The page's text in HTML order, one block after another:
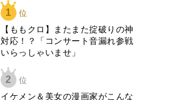
1 位
【ももクロ】またまた掟破りの神
対応！？「コンサート音漏れ参戦
いらっしゃいませ」
2 位
イケメン＆美女の漫画家がこんな